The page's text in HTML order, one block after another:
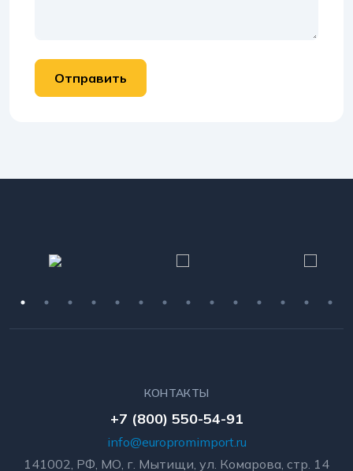
КОНТАКТЫ
+7 (800) 550-54-91
info@europromimport.ru
141002, РФ, МО, г. Мытищи, ул. Комарова, стр. 14